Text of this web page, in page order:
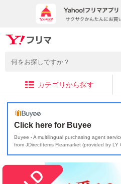
カテゴリから探す
Click here for Buyee
Buyee - A multilingual purchasing agent
from JDirectItems Fleamarket (provided by LY